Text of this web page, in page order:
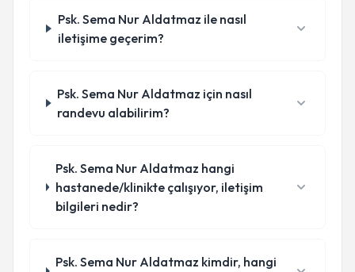
Psk. Sema Nur Aldatmaz ile nasıl
iletişime geçerim?
Psk. Sema Nur Aldatmaz için nasıl
randevu alabilirim?
Psk. Sema Nur Aldatmaz hangi
hastanede/klinikte çalışıyor, iletişim
bilgileri nedir?
Psk. Sema Nur Aldatmaz kimdir, hangi